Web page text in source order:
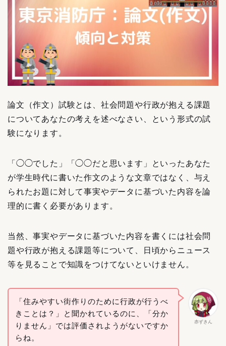
論文（作文）試験とは、社会問題や行政が抱える課題
についてあなたの考えを述べなさい、という形式の試
験になります。
「◯◯でした」「◯◯だと思います」といったあなた
が学生時代に書いた作文のような文章ではなく、与え
られたお題に対して事実やデータに基づいた内容を論
理的に書く必要があります。
当然、事実やデータに基づいた内容を書くには社会問
題や行政が抱える課題等について、日頃からニュース
等を見ることで知識をつけてないといけません。
赤ずきん
「住みやすい街作りのために行政が行うべ
きことは？」と聞かれているのに、「分か
りません」では評価されようがないですか
らね。